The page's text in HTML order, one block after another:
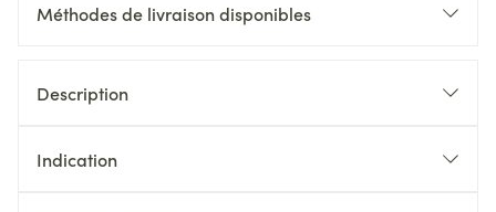
Méthodes de livraison disponibles
Description
Indication